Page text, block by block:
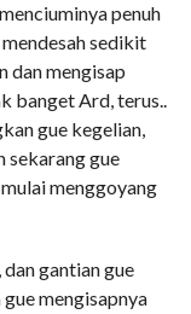
penuh
sedikit
dan mengisap
banget Ard, terus..
gue kegelian,
sekarang gue
menggoyang
gantian gue
mengisapnya